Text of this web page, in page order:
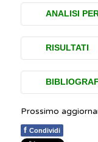
ANALISI
Per avere
invasivo,
Nel caso
campione
finestra di
RISULTATI
come
diverso a
deve
Pichini S,
Prossimo
f Condividi